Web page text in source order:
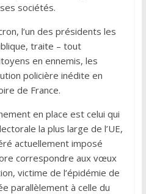
sociétés.
l’un des présidents les
traite – tout
en ennemis, les
policière inédite en
de France.
en place est celui qui
la plus large de l’UE,
actuellement imposé
correspondre aux vœux
victime de l’épidémie de
parallèlement à celle du